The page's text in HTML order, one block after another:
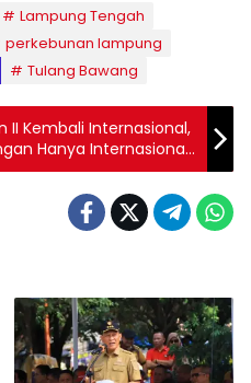
Lampung Tengah
perkebunan lampung
Tulang Bawang
II Kembali Internasional,
Hanya Internasional